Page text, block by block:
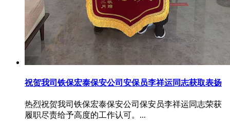
祝贺我司铁保宏泰保安公司安保员李祥运同志获取表扬
热烈祝贺我司铁保宏泰保安公司保安员李祥运同志荣获
履职尽责给予高度的工作认可。...